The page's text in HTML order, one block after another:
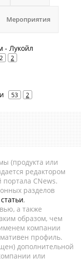
Мероприятия
- Лукойл
2
53 2
(продукта или
редактором
CNews.
разделов
статьи,
а также
образом, чем
компании
профиль.
дополнительной
или